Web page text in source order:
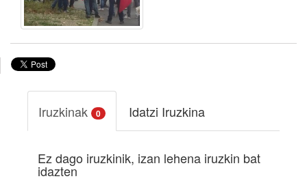
Iruzkinak 0 Idatzi Iruzkina
Ez dago iruzkinik, izan lehena iruzkin bat
idazten